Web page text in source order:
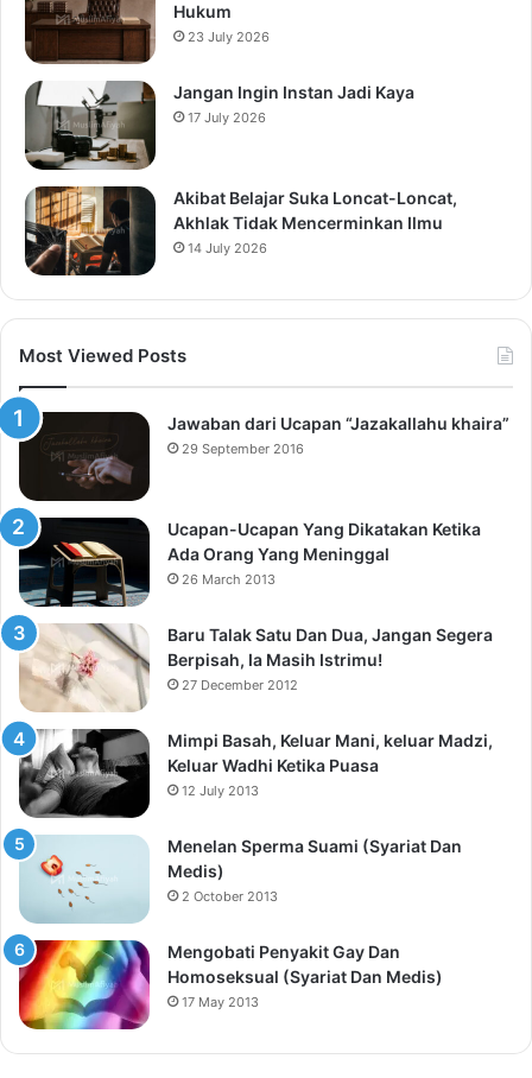
Hukum
23 July 2026
Jangan Ingin Instan Jadi Kaya
17 July 2026
Akibat Belajar Suka Loncat-Loncat,
Akhlak Tidak Mencerminkan Ilmu
14 July 2026
Most Viewed Posts
Jawaban dari Ucapan “Jazakallahu khaira”
29 September 2016
Ucapan-Ucapan Yang Dikatakan Ketika
Ada Orang Yang Meninggal
26 March 2013
Baru Talak Satu Dan Dua, Jangan Segera
Berpisah, Ia Masih Istrimu!
27 December 2012
Mimpi Basah, Keluar Mani, keluar Madzi,
Keluar Wadhi Ketika Puasa
12 July 2013
Menelan Sperma Suami (Syariat Dan
Medis)
2 October 2013
Mengobati Penyakit Gay Dan
Homoseksual (Syariat Dan Medis)
17 May 2013